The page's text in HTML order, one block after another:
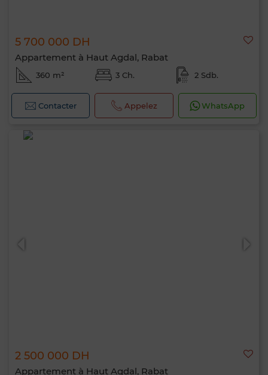
5 700 000 DH
Appartement à Haut Agdal, Rabat
360 m² 3 Ch. 2 Sdb.
Contacter Appelez WhatsApp
2 500 000 DH
Appartement à Haut Agdal, Rabat